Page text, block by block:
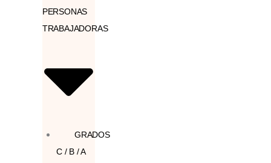
PERSONAS
TRABAJADORAS
GRADOS
C / B / A